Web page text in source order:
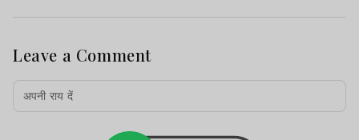
Leave a Comment